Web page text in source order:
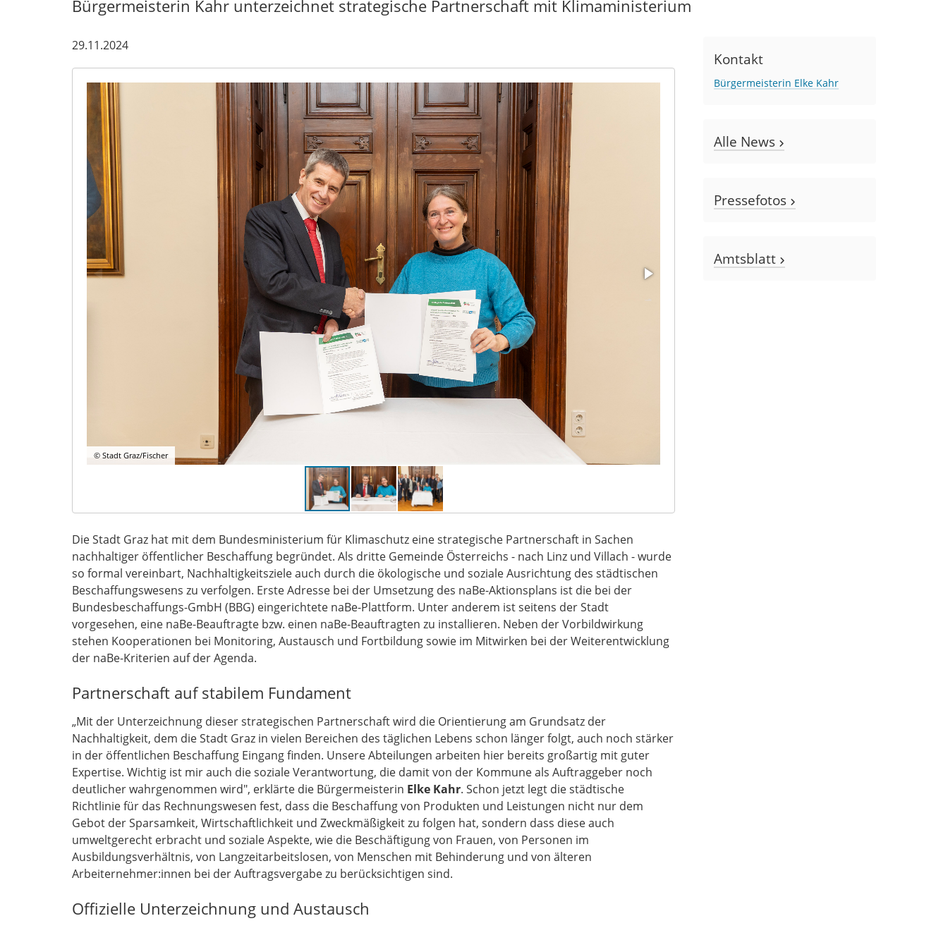
Bürgermeisterin Kahr unterzeichnet strategische Partnerschaft mit Klimaministerium
29.11.2024
© Stadt Graz/Fischer
Die Stadt Graz hat mit dem Bundesministerium für Klimaschutz eine strategische Partnerschaft in Sachen
nachhaltiger öffentlicher Beschaffung begründet. Als dritte Gemeinde Österreichs - nach Linz und Villach - wurde
so formal vereinbart, Nachhaltigkeitsziele auch durch die ökologische und soziale Ausrichtung des städtischen
Beschaffungswesens zu verfolgen. Erste Adresse bei der Umsetzung des naBe-Aktionsplans ist die bei der
Bundesbeschaffungs-GmbH (BBG) eingerichtete naBe-Plattform. Unter anderem ist seitens der Stadt
vorgesehen, eine naBe-Beauftragte bzw. einen naBe-Beauftragten zu installieren. Neben der Vorbildwirkung
stehen Kooperationen bei Monitoring, Austausch und Fortbildung sowie im Mitwirken bei der Weiterentwicklung
der naBe-Kriterien auf der Agenda.
Partnerschaft auf stabilem Fundament
„Mit der Unterzeichnung dieser strategischen Partnerschaft wird die Orientierung am Grundsatz der
Nachhaltigkeit, dem die Stadt Graz in vielen Bereichen des täglichen Lebens schon länger folgt, auch noch stärker
in der öffentlichen Beschaffung Eingang finden. Unsere Abteilungen arbeiten hier bereits großartig mit guter
Expertise. Wichtig ist mir auch die soziale Verantwortung, die damit von der Kommune als Auftraggeber noch
deutlicher wahrgenommen wird", erklärte die Bürgermeisterin Elke Kahr. Schon jetzt legt die städtische
Richtlinie für das Rechnungswesen fest, dass die Beschaffung von Produkten und Leistungen nicht nur dem
Gebot der Sparsamkeit, Wirtschaftlichkeit und Zweckmäßigkeit zu folgen hat, sondern dass diese auch
umweltgerecht erbracht und soziale Aspekte, wie die Beschäftigung von Frauen, von Personen im
Ausbildungsverhältnis, von Langzeitarbeitslosen, von Menschen mit Behinderung und von älteren
Arbeiternehmer:innen bei der Auftragsvergabe zu berücksichtigen sind.
Offizielle Unterzeichnung und Austausch
Kontakt
Bürgermeisterin Elke Kahr
Alle News
Pressefotos
Amtsblatt